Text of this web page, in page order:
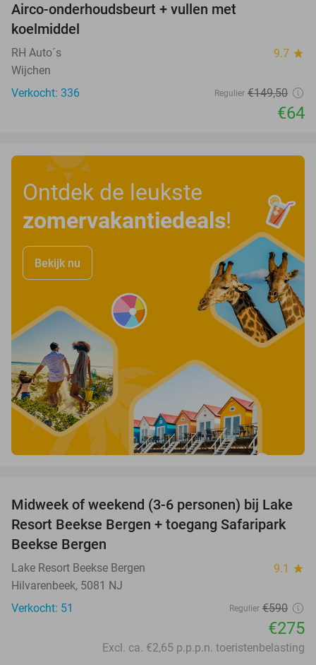
Airco-onderhoudsbeurt + vullen met
koelmiddel
RH Auto´s 9.7 star
Wijchen
Verkocht: 336
Regulier €149,50
€64
Ontdek de leukste
zomervakantiedeals!
Bekijk nu
53%
Midweek of weekend (3-6 personen) bij Lake
Resort Beekse Bergen + toegang Safaripark
Beekse Bergen
Lake Resort Beekse Bergen 9.1 star
Hilvarenbeek, 5081 NJ
Verkocht: 51
Regulier €590
€275
Excl. ca. €2,65 p.p.p.n. toeristenbelasting